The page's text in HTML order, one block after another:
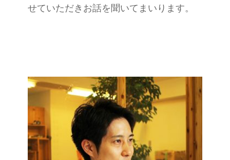
せていただきお話を聞いてまいります。